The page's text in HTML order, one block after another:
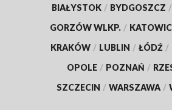
BIAŁYSTOK / BYDGOSZCZ /
GORZÓW WLKP. /
KRAKÓW / LUBLIN / ŁÓDŹ /
OPOLE / POZNAŃ /
SZCZECIN / WARSZAWA /